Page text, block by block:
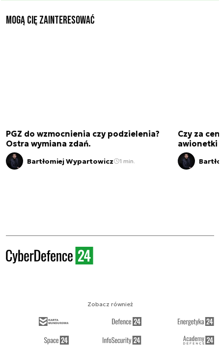
Mogą Cię zainteresować
PGZ do wzmocnienia czy podzielenia?
Ostra wymiana zdań.
Bartłomiej Wypartowicz 1 min.
Czy za
awionetki
Zobacz również